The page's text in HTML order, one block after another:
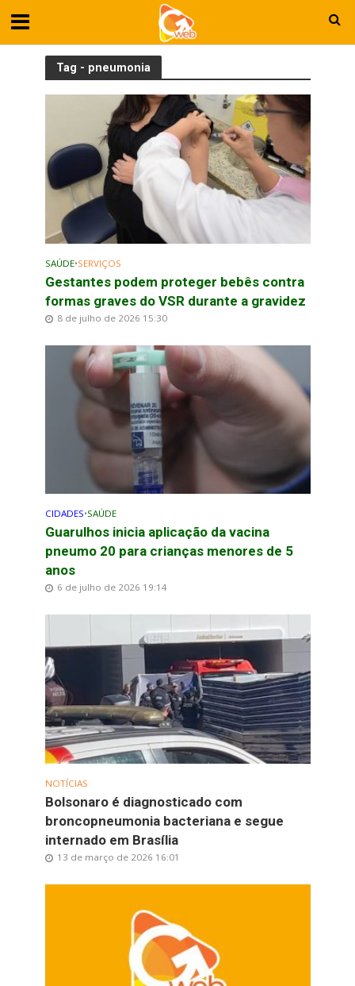
Tag - pneumonia
SAÚDE•SERVIÇOS
Gestantes podem proteger bebês contra
formas graves do VSR durante a gravidez
8 de julho de 2026 15:30
CIDADES•SAÚDE
Guarulhos inicia aplicação da vacina
pneumo 20 para crianças menores de 5
anos
6 de julho de 2026 19:14
NOTÍCIAS
Bolsonaro é diagnosticado com
broncopneumonia bacteriana e segue
internado em Brasília
13 de março de 2026 16:01